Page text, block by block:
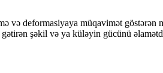
və deformasiyaya müqavimət
şəkil və ya küləyin gücünü